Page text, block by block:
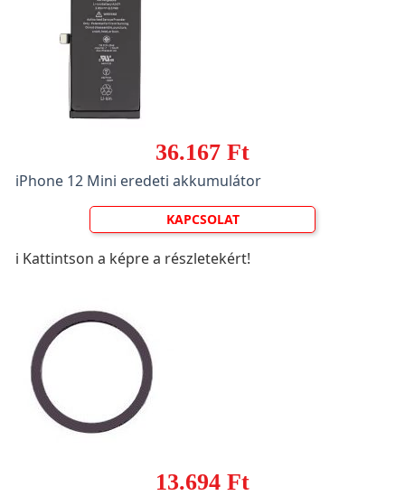
36.167 Ft
iPhone 12 Mini eredeti akkumulátor
KAPCSOLAT
ℹ️ Kattintson a képre a részletekért!
13.694 Ft